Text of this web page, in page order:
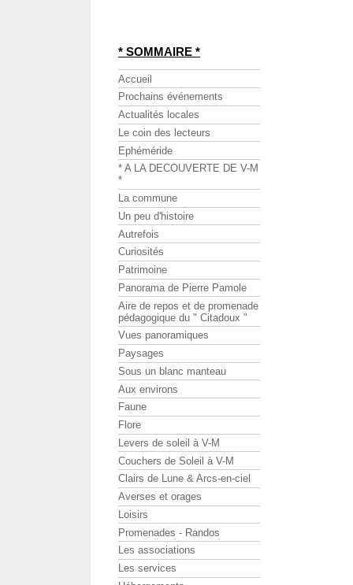
* SOMMAIRE *
Accueil
Prochains événements
Actualités locales
Le coin des lecteurs
Ephéméride
* A LA DECOUVERTE DE V-M
*
La commune
Un peu d'histoire
Autrefois
Curiosités
Patrimoine
Panorama de Pierre Pamole
Aire de repos et de promenade
pédagogique du " Citadoux "
Vues panoramiques
Paysages
Sous un blanc manteau
Aux environs
Faune
Flore
Levers de soleil à V-M
Couchers de Soleil à V-M
Clairs de Lune & Arcs-en-ciel
Averses et orages
Loisirs
Promenades - Randos
Les associations
Les services